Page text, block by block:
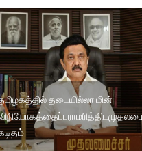
தடையில்லா மின்